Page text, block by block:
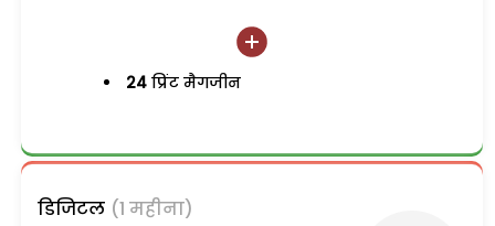
24 प्रिंट मैगजीन
डिजिटल (1 महीना)